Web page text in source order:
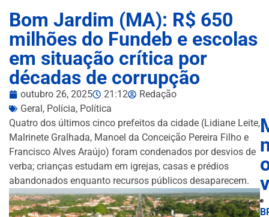
Bom Jardim (MA): R$ 650
milhões do Fundeb e escolas
em situação crítica por
décadas de corrupção
outubro 26, 2025 21:12
Redação
Geral , Polícia, Política
Quatro dos últimos cinco prefeitos da cidade (Lidiane Leite,
Malrinete Gralhada, Manoel da Conceição Pereira Filho e
Francisco Alves Araújo) foram condenados por desvios de
verba; crianças estudam em igrejas, casas e prédios
abandonados enquanto recursos públicos desaparecem.